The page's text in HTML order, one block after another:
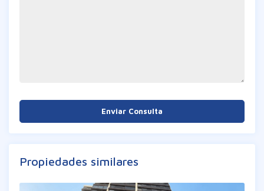
Enviar Consulta
Propiedades similares